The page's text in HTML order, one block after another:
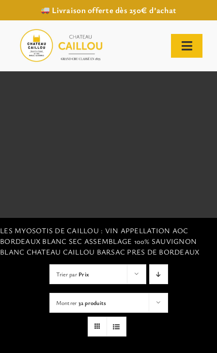
Livraison offerte dès 250€ d’achat
contenu
OFFRIR UNE EXPERIENCE
LES MYOSOTIS DE CAILLOU : VIN APPELLATION AOC
BORDEAUX BLANC SEC ASSEMBLAGE 100% SAUVIGNON
BLANC CHATEAU CAILLOU BARSAC PRES DE BORDEAUX
Trier parPrix
Montrer32 produits